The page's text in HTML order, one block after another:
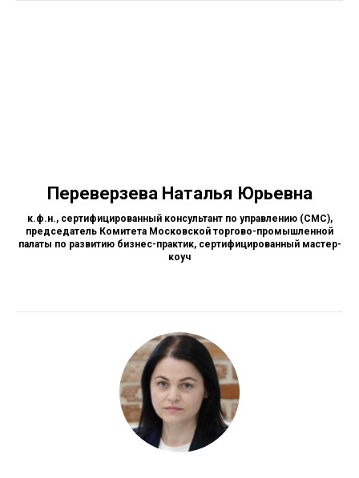
Переверзева Наталья Юрьевна
к.ф.н., сертифицированный консультант по управлению (СМС),
председатель Комитета Московской торгово-промышленной
палаты по развитию бизнес-практик, сертифицированный мастер-
коуч